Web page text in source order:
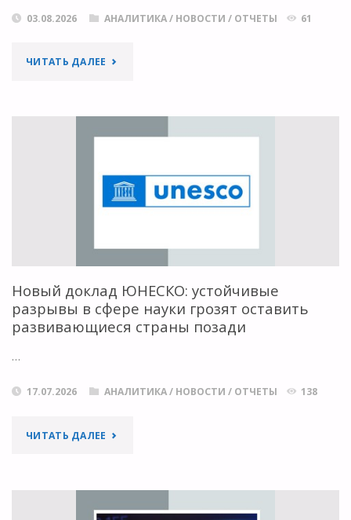
03.08.2026 АНАЛИТИКА/ НОВОСТИ / ОТЧЕТЫ 61
ЧИТАТЬ ДАЛЕЕ " SPRINGER
РОСТЕ
В
ДОСТУПЕ
СОГЛАШЕНИЙ"
Новый доклад ЮНЕСКО: устойчивые
разрывы в сфере науки грозят оставить
развивающиеся страны позади
…
17.07.2026 АНАЛИТИКА/ НОВОСТИ / ОТЧЕТЫ 138
ЧИТАТЬ ДАЛЕЕ "НОВЫЙ